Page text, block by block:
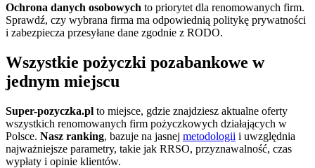
Ochrona danych osobowych to priorytet dla renomowanych firm.
Sprawdź, czy wybrana firma ma odpowiednią politykę prywatności
i zabezpiecza przesyłane dane zgodnie z RODO.
Wszystkie pożyczki pozabankowe w
jednym miejscu
Super-pozyczka.pl to miejsce, gdzie znajdziesz aktualne oferty
wszystkich renomowanych firm pożyczkowych działających w
Polsce. Nasz ranking, bazuje na jasnej metodologii i uwzględnia
najważniejsze parametry, takie jak RRSO, przyznawalność, czas
wypłaty i opinie klientów.